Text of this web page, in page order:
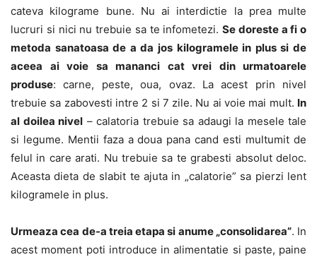
cateva kilograme bune. Nu ai interdictie la prea multe
lucruri si nici nu trebuie sa te infometezi. Se doreste a fi o
metoda sanatoasa de a da jos kilogramele in plus si de
aceea ai voie sa mananci cat vrei din urmatoarele
produse: carne, peste, oua, ovaz. La acest prin nivel
trebuie sa zabovesti intre 2 si 7 zile. Nu ai voie mai mult. In
al doilea nivel – calatoria trebuie sa adaugi la mesele tale
si legume. Mentii faza a doua pana cand esti multumit de
felul in care arati. Nu trebuie sa te grabesti absolut deloc.
Aceasta dieta de slabit te ajuta in „calatorie” sa pierzi lent
kilogramele in plus.
Urmeaza cea de-a treia etapa si anume „consolidarea”. In
acest moment poti introduce in alimentatie si paste, paine